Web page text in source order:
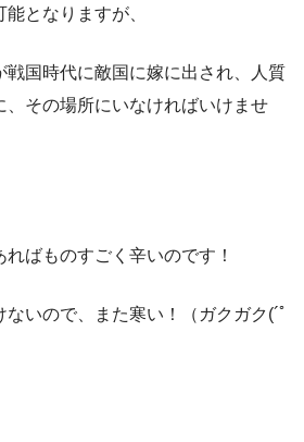
となりますが、
戦国時代に敵国に嫁に出され、人質
、その場所にいなければいけませ
ばものすごく辛いのです！
いので、また寒い！（ガクガク(´ﾟ